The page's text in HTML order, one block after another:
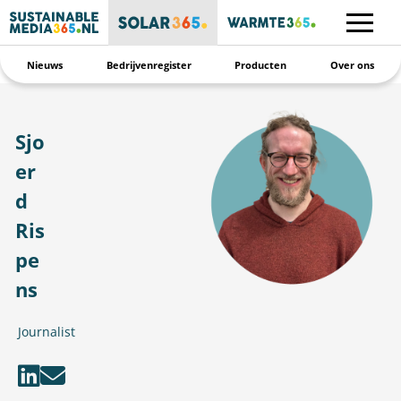
Nieuws Bedrijvenregister Producten Over ons
Sjo
er
d
Ris
pe
ns
Journalist